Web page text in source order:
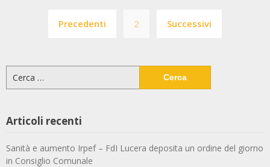
degli
Precedenti 2 Successivi
per:
Articoli recenti
Sanità e aumento Irpef – FdI Lucera deposita un ordine del giorno
in Consiglio Comunale